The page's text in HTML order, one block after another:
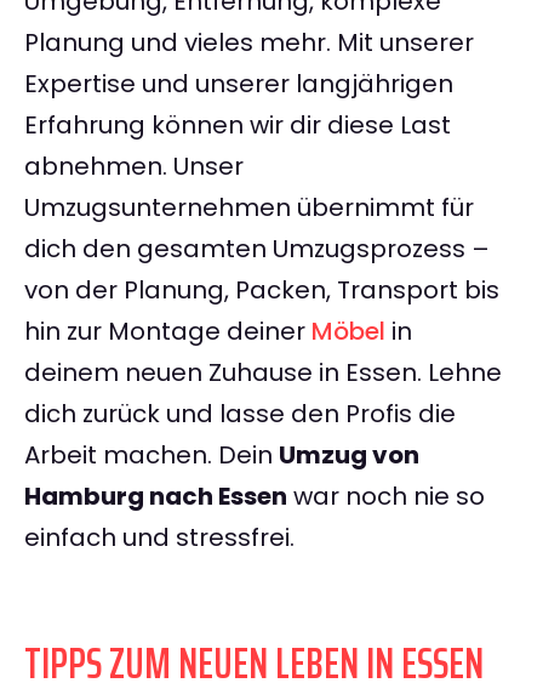
Planung und vieles mehr. Mit unserer
Expertise und unserer langjährigen
Erfahrung können wir dir diese Last
abnehmen. Unser
Umzugsunternehmen übernimmt für
dich den gesamten Umzugsprozess –
von der Planung, Packen, Transport bis
hin zur Montage deiner Möbel in
deinem neuen Zuhause in Essen. Lehne
dich zurück und lasse den Profis die
Arbeit machen. Dein Umzug von
Hamburg nach Essen war noch nie so
einfach und stressfrei.
TIPPS ZUM NEUEN LEBEN IN ESSEN